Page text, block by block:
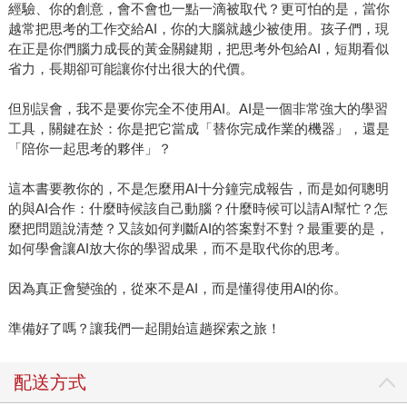
經驗、你的創意，會不會也一點一滴被取代？更可怕的是，當你
越常把思考的工作交給AI，你的大腦就越少被使用。孩子們，現
在正是你們腦力成長的黃金關鍵期，把思考外包給AI，短期看似
省力，長期卻可能讓你付出很大的代價。
但別誤會，我不是要你完全不使用AI。AI是一個非常強大的學習
工具，關鍵在於：你是把它當成「替你完成作業的機器」，還是
「陪你一起思考的夥伴」？
這本書要教你的，不是怎麼用AI十分鐘完成報告，而是如何聰明
的與AI合作：什麼時候該自己動腦？什麼時候可以請AI幫忙？怎
麼把問題說清楚？又該如何判斷AI的答案對不對？最重要的是，
如何學會讓AI放大你的學習成果，而不是取代你的思考。
因為真正會變強的，從來不是AI，而是懂得使用AI的你。
準備好了嗎？讓我們一起開始這趟探索之旅！
配送方式